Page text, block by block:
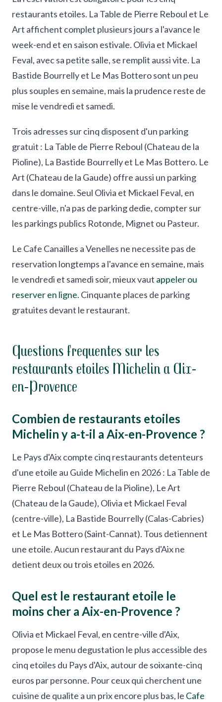
restaurants etoiles. La Table de Pierre Reboul et Le
Art affichent complet plusieurs jours a l'avance le
week-end et en saison estivale. Olivia et Mickael
Feval, avec sa petite salle, se remplit aussi vite. La
Bastide Bourrelly et Le Mas Bottero sont un peu
plus souples en semaine, mais la prudence reste de
mise le vendredi et samedi.
Trois adresses sur cinq disposent d'un parking
gratuit : La Table de Pierre Reboul (Chateau de la
Pioline), La Bastide Bourrelly et Le Mas Bottero. Le
Art (Chateau de la Gaude) offre aussi un parking
dans le domaine. Seul Olivia et Mickael Feval, en
centre-ville, n'a pas de parking dedie, compter sur
les parkings publics Rotonde, Mignet ou Pasteur.
Le Cafe Canailles a Venelles ne necessite pas de
reservation longtemps a l'avance en semaine, mais
le vendredi et samedi soir, mieux vaut appeler ou
reserver en ligne. Cinquante places de parking
gratuites devant le restaurant.
Questions frequentes sur les
restaurants etoiles Michelin a Aix-
en-Provence
Combien de restaurants etoiles
Michelin y a-t-il a Aix-en-Provence ?
Le Pays d'Aix compte cinq restaurants detenteurs
d'une etoile au Guide Michelin en 2026 : La Table de
Pierre Reboul (Chateau de la Pioline), Le Art
(Chateau de la Gaude), Olivia et Mickael Feval
(centre-ville), La Bastide Bourrelly (Calas-Cabries)
et Le Mas Bottero (Saint-Cannat). Tous detiennent
une etoile. Aucun restaurant du Pays d'Aix ne
detient deux ou trois etoiles en 2026.
Quel est le restaurant etoile le
moins cher a Aix-en-Provence ?
Olivia et Mickael Feval, en centre-ville d'Aix,
propose le menu degustation le plus accessible des
cinq etoiles du Pays d'Aix, autour de soixante-cinq
euros par personne. Pour ceux qui cherchent une
cuisine de qualite a un prix encore plus bas, le Cafe